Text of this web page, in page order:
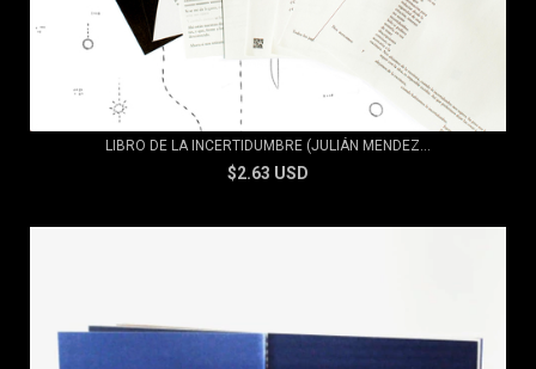
LIBRO DE LA INCERTIDUMBRE (JULIÁN MENDEZ...
$2.63 USD